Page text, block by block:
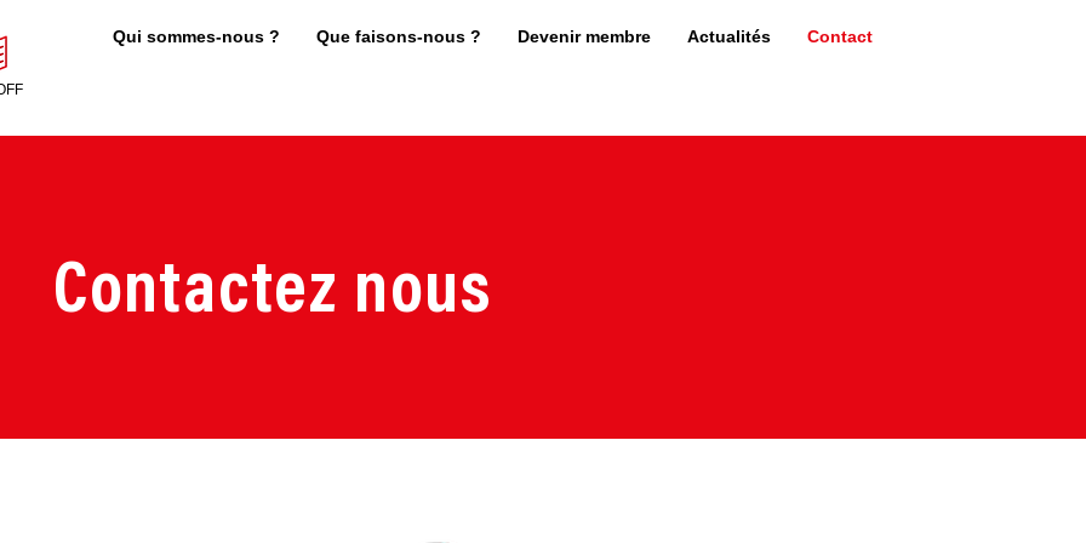
Qui sommes-nous ? Que faisons-nous ? Devenir membre Actualités Contact
Contactez nous